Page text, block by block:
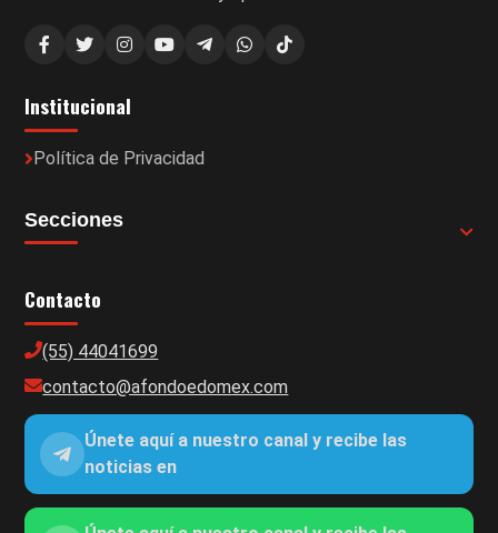
Institucional
Política de Privacidad
Secciones
Contacto
(55) 44041699
contacto@afondoedomex.com
Únete aquí a nuestro canal y recibe las
noticias en